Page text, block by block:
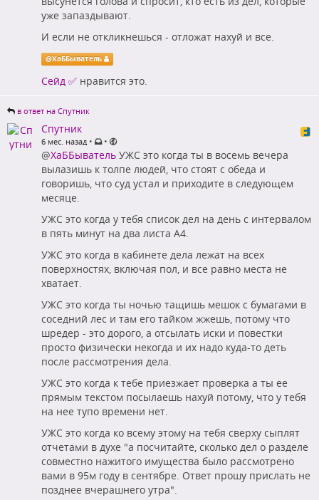
уже запаздывают.
И если не откликнешься - отложат нахуй и все.
@ХаББыватель
Сейд ✅ нравится это.
в ответ на Спутник
Спутник
6 мес. назад • •
@ХаББыватель УЖС это когда ты в восемь вечера
вылазишь к толпе людей, что стоят с обеда и
говоришь, что суд устал и приходите в следующем
месяце.
УЖС это когда у тебя список дел на день с интервалом
в пять минут на два листа А4.
УЖС это когда в кабинете дела лежат на всех
поверхностях, включая пол, и все равно места не
хватает.
УЖС это когда ты ночью тащишь мешок с бумагами в
соседний лес и там его тайком жжешь, потому что
шредер - это дорого, а отсылать иски и повестки
просто физически некогда и их надо куда-то деть
после рассмотрения дела.
УЖС это когда к тебе приезжает проверка а ты ее
прямым текстом посылаешь нахуй потому, что у тебя
на нее тупо времени нет.
УЖС это когда ко всему этому на тебя сверху сыплят
отчетами в духе "а посчитайте, сколько дел о разделе
совместно нажитого имущества было рассмотрено
вами в 95м году в сентябре. Ответ прошу прислать не
позднее вчерашнего утра".